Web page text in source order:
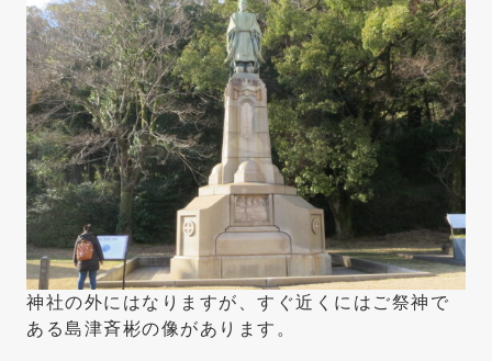
神社の外にはなりますが、すぐ近くにはご祭神で
ある島津斉彬の像があります。